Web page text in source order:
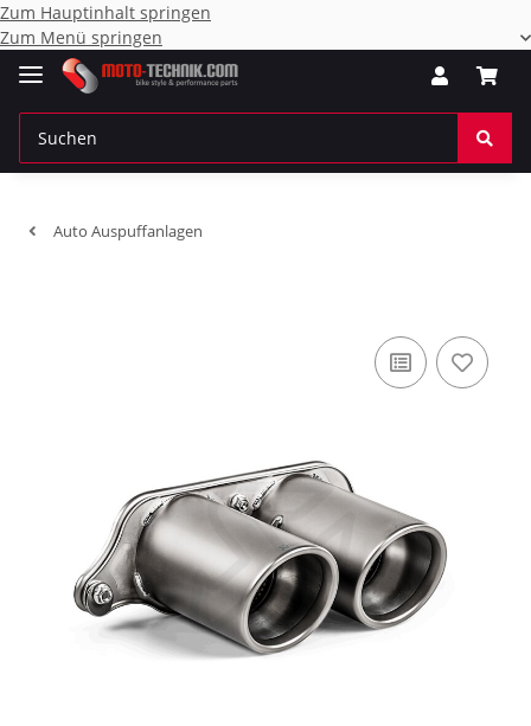
Zum Hauptinhalt springen
Zum Menü springen
Auto Auspuffanlagen